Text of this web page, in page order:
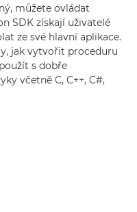
můžete ovládat
SDK získají uživatelé
ze své hlavní aplikace.
jak vytvořit proceduru
s dobře
včetně C, C++, C#,